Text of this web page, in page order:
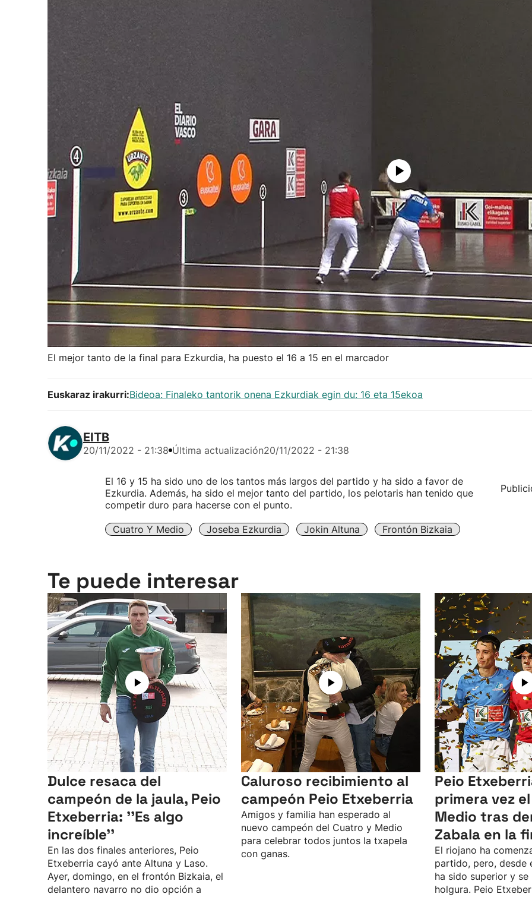
El mejor tanto de la final para Ezkurdia, ha puesto el 16 a 15 en el marcador
Euskaraz irakurri:Bideoa: Finaleko tantorik onena Ezkurdiak egin du: 16 eta 15ekoa
EITB
20/11/2022 - 21:38 Última actualización20/11/2022 - 21:38
El 16 y 15 ha sido uno de los tantos más largos del partido y ha sido a favor de
Ezkurdia. Además, ha sido el mejor tanto del partido, los pelotaris han tenido que
competir duro para hacerse con el punto.
Cuatro Y Medio Joseba Ezkurdia Jokin Altuna Frontón Bizkaia
Te puede interesar
Dulce resaca del
campeón de la jaula, Peio
Etxeberria: ''Es algo
increíble''
En las dos finales anteriores, Peio
Etxeberria cayó ante Altuna y Laso.
Ayer, domingo, en el frontón Bizkaia, el
delantero navarro no dio opción a
Caluroso recibimiento al
campeón Peio Etxeberria
Amigos y familia han esperado al
nuevo campeón del Cuatro y Medio
para celebrar todos juntos la txapela
con ganas.
Peio
primera vez
Medio tras
Zabala en la
El riojano ha
partido, pero, desde
ha sido superior y
holgura. Peio